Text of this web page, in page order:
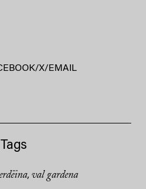
/X/ EMAIL
Tags
, val gardena